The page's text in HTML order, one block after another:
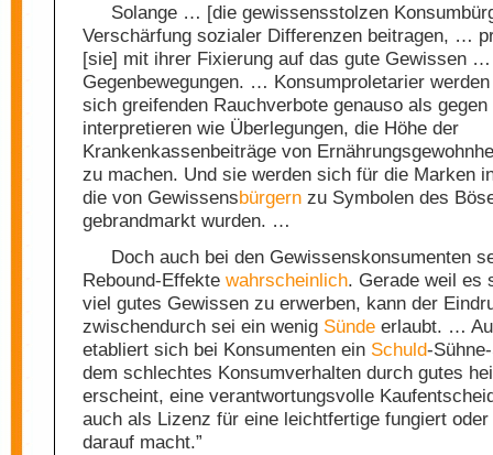
Solange … [die gewissensstolzen
Verschärfung sozialer Differenzen beitragen, …
[sie] mit ihrer Fixierung auf das gute Gewissen …
Gegenbewegungen. … Konsumproletarier
sich greifenden Rauchverbote genauso als
interpretieren wie Überlegungen, die Höhe der
Krankenkassenbeiträge von
zu machen. Und sie werden sich für die Marken
die von Gewissensbürgern zu Symbolen des
gebrandmarkt wurden. …
Doch auch bei den Gewissenskonsumenten
Rebound-Effekte wahrscheinlich. Gerade weil es
viel gutes Gewissen zu erwerben, kann der
zwischendurch sei ein wenig Sünde erlaubt. …
etabliert sich bei Konsumenten ein Schuld-
dem schlechtes Konsumverhalten durch gutes
erscheint, eine verantwortungsvolle
auch als Lizenz für eine leichtfertige fungiert
darauf macht.”